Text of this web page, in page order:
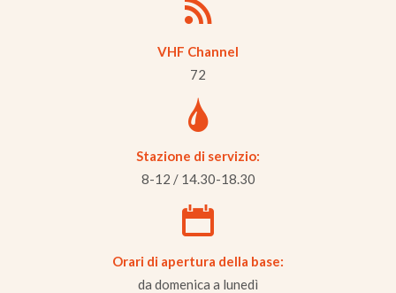
VHF Channel
72
Stazione di servizio:
8-12 / 14.30-18.30
Orari di apertura della base:
da domenica a lunedì